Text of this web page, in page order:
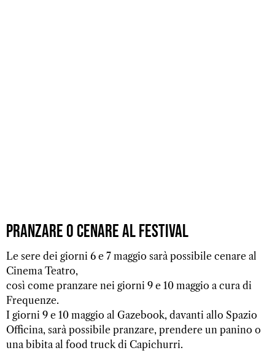
Pranzare o cenare al Festival
Le sere dei giorni 6 e 7 maggio sarà possibile cenare al
Cinema Teatro,
così come pranzare nei giorni 9 e 10 maggio a cura di
Frequenze.
I giorni 9 e 10 maggio al Gazebook, davanti allo Spazio
Officina, sarà possibile pranzare, prendere un panino o
una bibita al food truck di Capichurri.